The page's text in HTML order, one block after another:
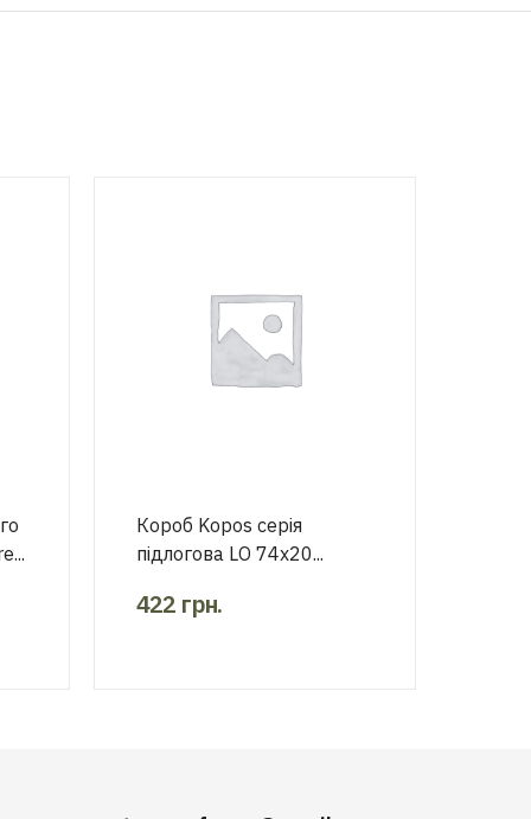
Короб Kopos серія
підлогова LО 74х20...
422 грн.